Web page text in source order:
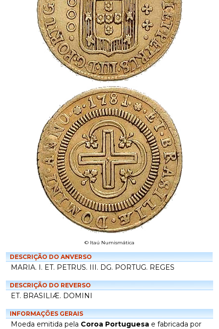
© Itaú Numismática
DESCRIÇÃO DO ANVERSO
MARIA. I. ET. PETRUS. III. DG. PORTUG. REGES
DESCRIÇÃO DO REVERSO
ET. BRASILIÆ. DOMINI
INFORMAÇÕES GERAIS
Moeda emitida pela Coroa Portuguesa e fabricada por